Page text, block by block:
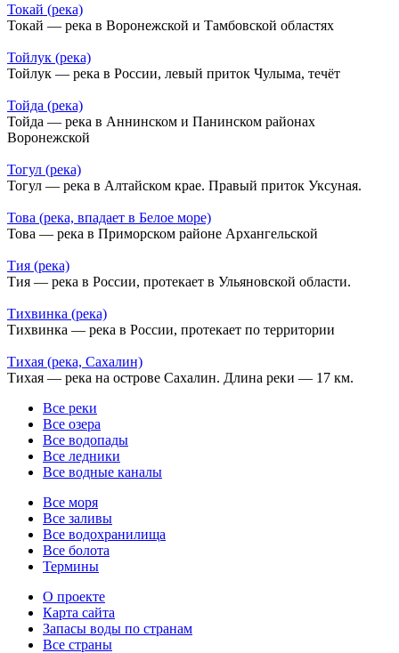
Токай (река)
Токай — река в Воронежской и Тамбовской областях
Тойлук (река)
Тойлук — река в России, левый приток Чулыма, течёт
Тойда (река)
Тойда — река в Аннинском и Панинском районах
Воронежской
Тогул (река)
Тогул — река в Алтайском крае. Правый приток Уксуная.
Това (река, впадает в Белое море)
Това — река в Приморском районе Архангельской
Тия (река)
Тия — река в России, протекает в Ульяновской области.
Тихвинка (река)
Тихвинка — река в России, протекает по территории
Тихая (река, Сахалин)
Тихая — река на острове Сахалин. Длина реки — 17 км.
Все реки
Все озера
Все водопады
Все ледники
Все водные каналы
Все моря
Все заливы
Все водохранилища
Все болота
Термины
О проекте
Карта сайта
Запасы воды по странам
Все страны